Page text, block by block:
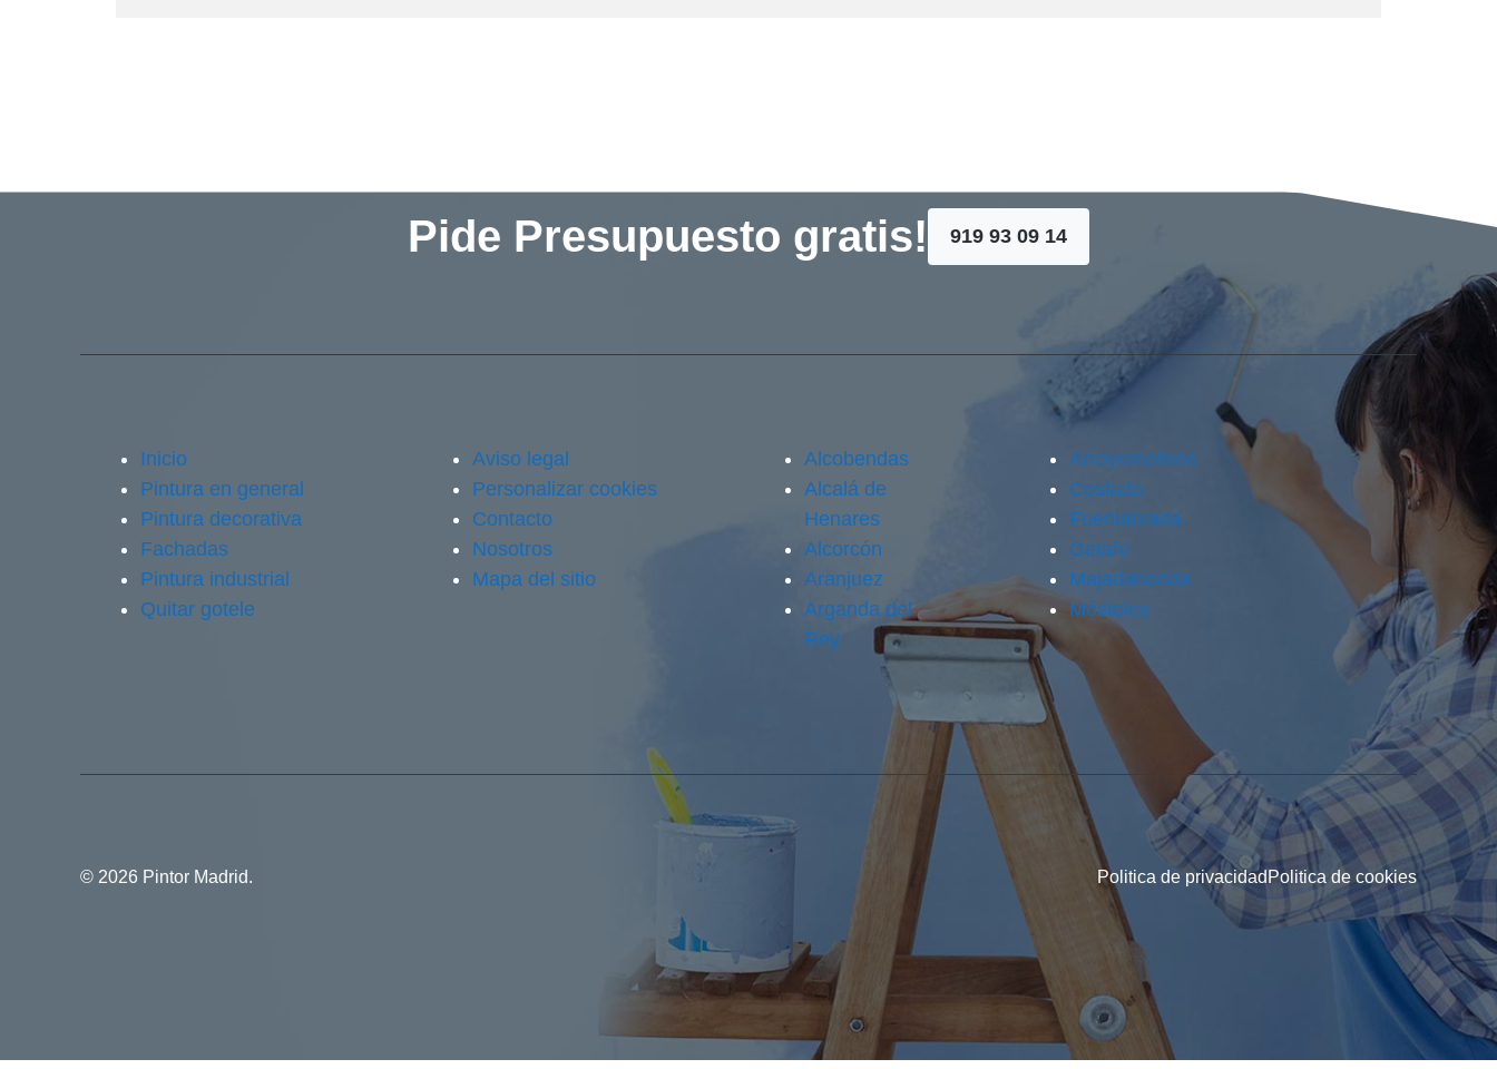
Pide Presupuesto gratis! 919 93 09 14
Inicio
Pintura en general
Pintura decorativa
Fachadas
Pintura industrial
Quitar gotele
Aviso legal
Personalizar cookies
Contacto
Nosotros
Mapa del sitio
Alcobendas
Alcalá de
Henares
Alcorcón
Aranjuez
Arganda del
Rey
Arroyomolinos
Coslada
Fuenlabrada
Getafe
Majadahonda
Móstoles
© 2026 Pintor Madrid. Politica de privacidad Politica de cookies